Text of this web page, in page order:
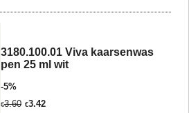
3180.100.01 Viva kaarsenwas
pen 25 ml wit
-5%
€3.60 €3.42